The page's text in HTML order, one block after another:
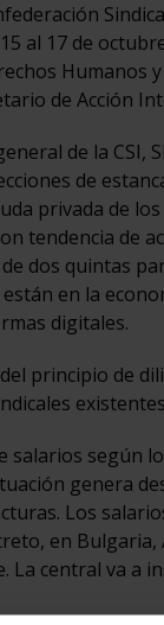
al 17 de
Humanos
de Acción
de la CSI,
de
privada de
tendencia de
dos quintas
en la
digitales.
principio de
salarios según
genera
Los
en
La central va a